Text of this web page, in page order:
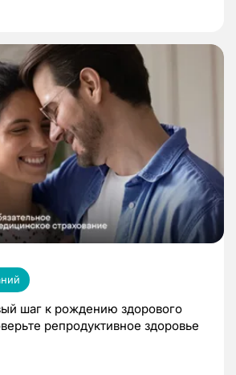
шаг к рождению здорового
репродуктивное здоровье